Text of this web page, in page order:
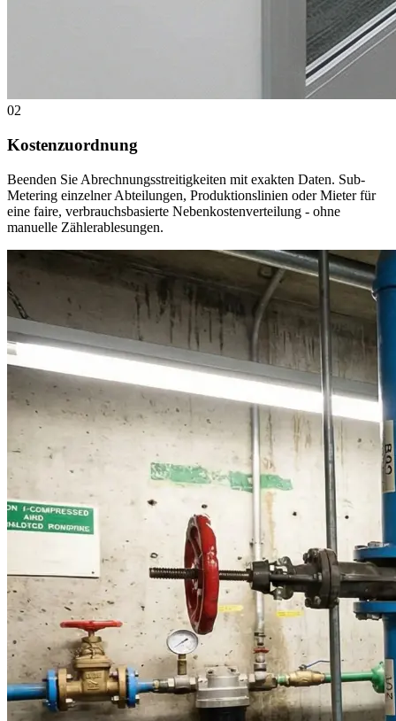
02
Kostenzuordnung
Beenden Sie Abrechnungsstreitigkeiten mit exakten Daten. Sub-
Metering einzelner Abteilungen, Produktionslinien oder Mieter für
eine faire, verbrauchsbasierte Nebenkostenverteilung - ohne
manuelle Zählerablesungen.